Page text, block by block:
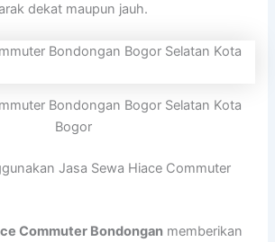
dekat maupun jauh.
Bondongan Bogor Selatan Kota
Bogor
Jasa Sewa Hiace Commuter
Commuter Bondongan memberikan